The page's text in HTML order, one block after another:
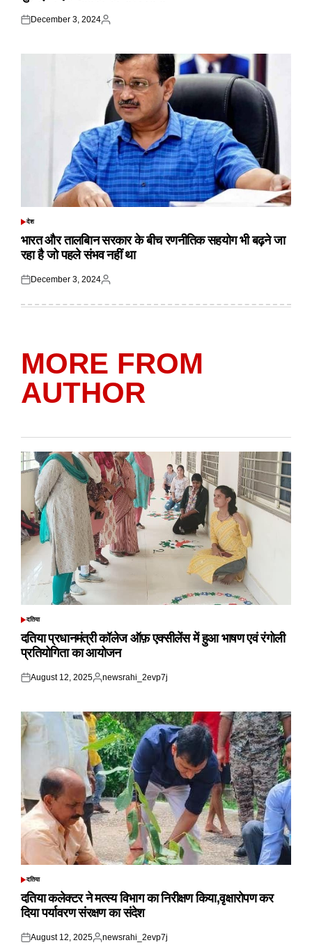
Posted
December 3, 2024
Posted
POSTED
देश
भारत और तालबिान सरकार के बीच रणनीतिक सहयोग भी बढ़ने जा
रहा है जो पहले संभव नहीं था
Posted
December 3, 2024
Posted
MORE FROM
AUTHOR
POSTED
दतिया
दतिया प्रधानमंत्री कॉलेज ऑफ़ एक्सीलेंस में हुआ भाषण एवं रंगोली
प्रतियोगिता का आयोजन
Posted
August 12, 2025
Posted
newsrahi_2evp7j
POSTED
दतिया
दतिया कलेक्टर ने मत्स्य विभाग का निरीक्षण किया,वृक्षारोपण कर
दिया पर्यावरण संरक्षण का संदेश
Posted
August 12, 2025
Posted
newsrahi_2evp7j